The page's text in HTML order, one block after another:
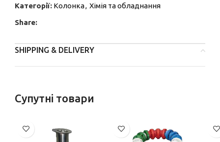
Категорії: Колонка, Хімія та обладнання
Share:
SHIPPING & DELIVERY
Супутні товари